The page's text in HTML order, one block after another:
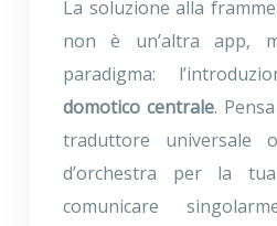
La soluzione alla
non è un’altra app,
paradigma:
domotico centrale.
traduttore
d’orchestra per la
comunicare